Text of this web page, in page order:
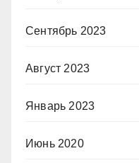
Сентябрь 2023
Август 2023
Январь 2023
Июнь 2020